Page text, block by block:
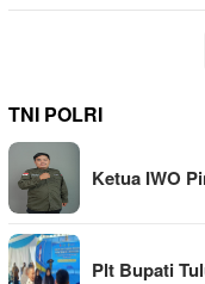
TNI POLRI
Ketua IWO
Plt Bupati